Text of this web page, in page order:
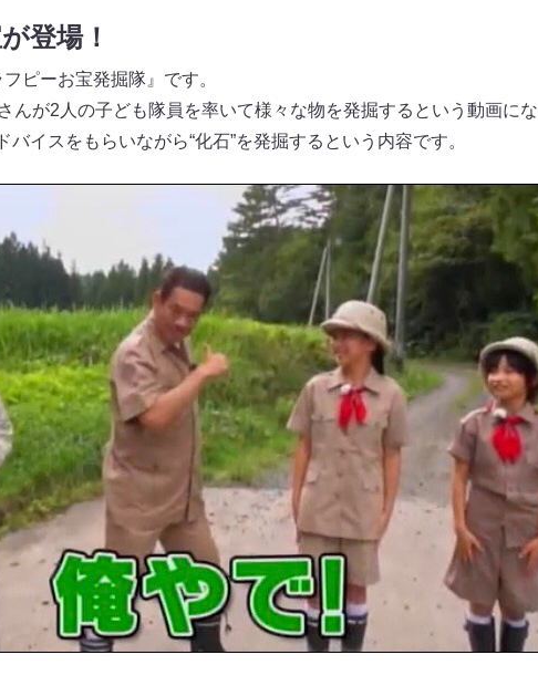
登場！
ピーお宝発掘隊』です。
んが2人の子ども隊員を率いて様々な物を発掘するという動画に
バイスをもらいながら“化石”を発掘するという内容です。